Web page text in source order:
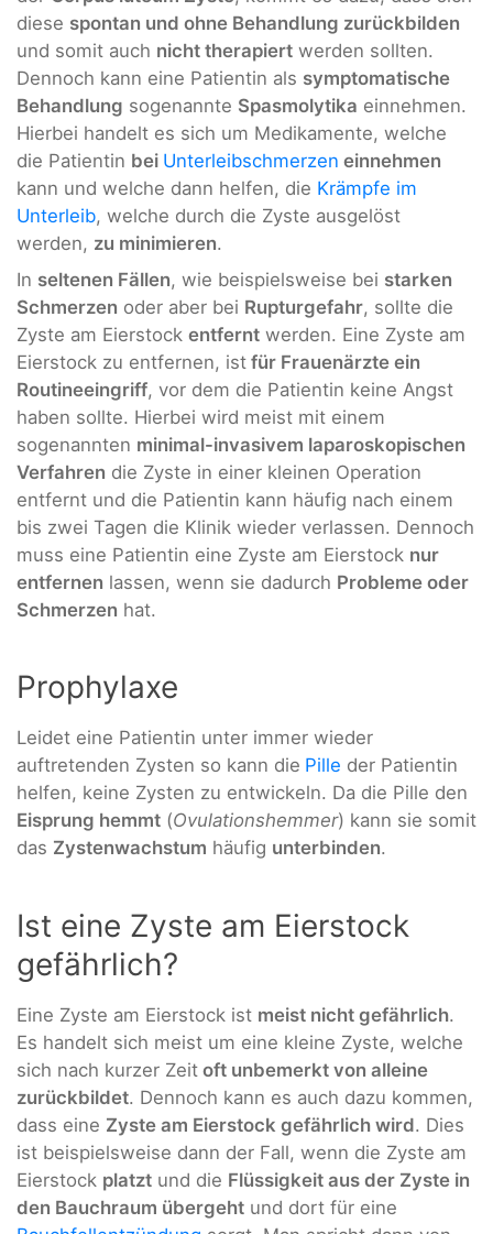
diese spontan und ohne Behandlung zurückbilden
und somit auch nicht therapiert werden sollten.
Dennoch kann eine Patientin als symptomatische
Behandlung sogenannte Spasmolytika einnehmen.
Hierbei handelt es sich um Medikamente, welche
die Patientin bei Unterleibschmerzen einnehmen
kann und welche dann helfen, die Krämpfe im
Unterleib, welche durch die Zyste ausgelöst
werden, zu minimieren.
In seltenen Fällen, wie beispielsweise bei starken
Schmerzen oder aber bei Rupturgefahr, sollte die
Zyste am Eierstock entfernt werden. Eine Zyste am
Eierstock zu entfernen, ist für Frauenärzte ein
Routineeingriff, vor dem die Patientin keine Angst
haben sollte. Hierbei wird meist mit einem
sogenannten minimal-invasivem laparoskopischen
Verfahren die Zyste in einer kleinen Operation
entfernt und die Patientin kann häufig nach einem
bis zwei Tagen die Klinik wieder verlassen. Dennoch
muss eine Patientin eine Zyste am Eierstock nur
entfernen lassen, wenn sie dadurch Probleme oder
Schmerzen hat.
Prophylaxe
Leidet eine Patientin unter immer wieder
auftretenden Zysten so kann die Pille der Patientin
helfen, keine Zysten zu entwickeln. Da die Pille den
Eisprung hemmt (Ovulationshemmer) kann sie somit
das Zystenwachstum häufig unterbinden.
Ist eine Zyste am Eierstock
gefährlich?
Eine Zyste am Eierstock ist meist nicht gefährlich.
Es handelt sich meist um eine kleine Zyste, welche
sich nach kurzer Zeit oft unbemerkt von alleine
zurückbildet. Dennoch kann es auch dazu kommen,
dass eine Zyste am Eierstock gefährlich wird. Dies
ist beispielsweise dann der Fall, wenn die Zyste am
Eierstock platzt und die Flüssigkeit aus der Zyste in
den Bauchraum übergeht und dort für eine